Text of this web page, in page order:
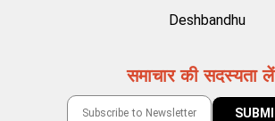
Deshbandhu
समाचार की सदस्यता लें